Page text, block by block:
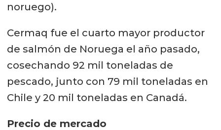
noruego).
Cermaq fue el cuarto mayor productor
de salmón de Noruega el año pasado,
cosechando 92 mil toneladas de
pescado, junto con 79 mil toneladas en
Chile y 20 mil toneladas en Canadá.
Precio de mercado